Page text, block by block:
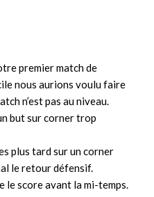
premier match de
nous aurions voulu faire
n’est pas au niveau.
but sur corner trop
plus tard sur un corner
le retour défensif.
le score avant la mi-temps.